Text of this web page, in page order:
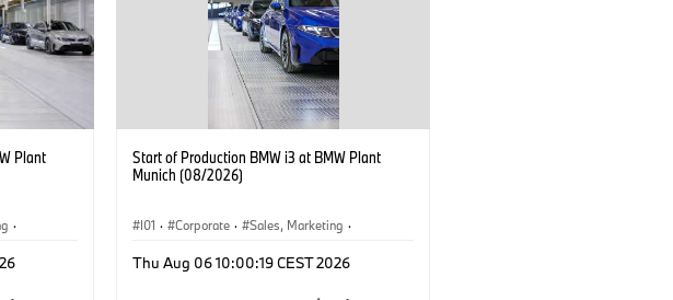
Plant
·
Start of Production BMW i3 at BMW Plant
Munich (08/2026)
I01 · Corporate · Sales, Marketing ·
Thu Aug 06 10:00:19 CEST 2026